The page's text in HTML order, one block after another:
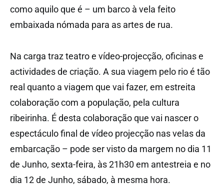
como aquilo que é – um barco à vela feito
embaixada nómada para as artes de rua.
Na carga traz teatro e vídeo-projecção, oficinas e
actividades de criação. A sua viagem pelo rio é tão
real quanto a viagem que vai fazer, em estreita
colaboração com a população, pela cultura
ribeirinha. É desta colaboração que vai nascer o
espectáculo final de vídeo projecção nas velas da
embarcação – pode ser visto da margem no dia 11
de Junho, sexta-feira, às 21h30 em antestreia e no
dia 12 de Junho, sábado, à mesma hora.